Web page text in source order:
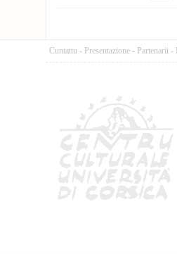
Cuntattu - Presentazione - Partenarii -